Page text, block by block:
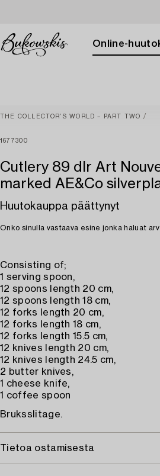
Online-
THE COLLECTOR’S WORLD – PART TWO
1677300
Cutlery 89 dlr Art
marked AE&Co
Huutokauppa päättynyt
Onko sinulla vastaava esine jonka haluat
Consisting of;
1 serving spoon,
12 spoons length 20 cm,
12 spoons length 18 cm,
12 forks length 20 cm,
12 forks length 18 cm,
12 forks length 15.5 cm,
12 knives length 20 cm,
12 knives length 24.5 cm,
2 butter knives,
1 cheese knife,
1 coffee spoon
Bruksslitage.
Tietoa ostamisesta